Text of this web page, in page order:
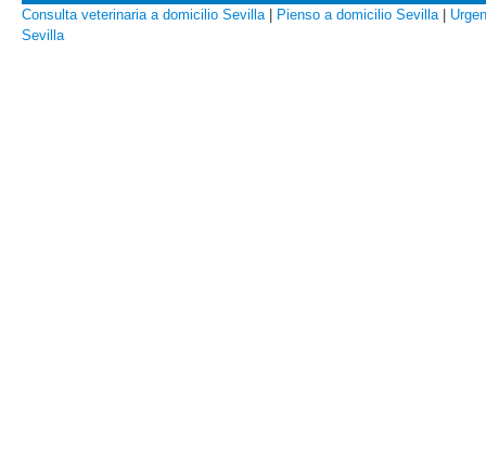
Consulta veterinaria a domicilio Sevilla| Pienso a domicilio Sevilla|
Sevilla